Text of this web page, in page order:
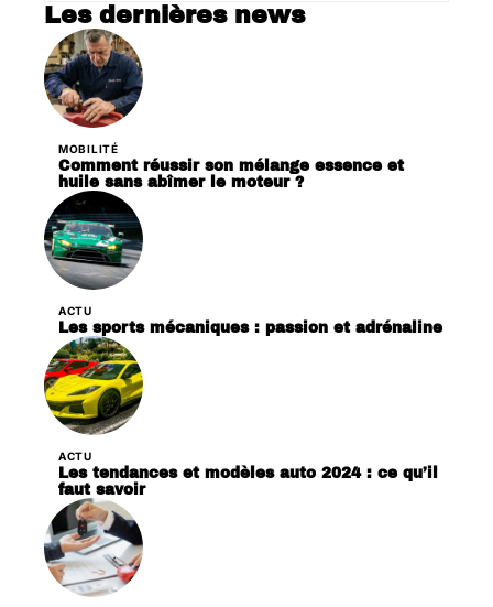
Les dernières news
MOBILITÉ
Comment réussir son mélange essence et
huile sans abîmer le moteur ?
ACTU
Les sports mécaniques : passion et adrénaline
ACTU
Les tendances et modèles auto 2024 : ce qu’il
faut savoir